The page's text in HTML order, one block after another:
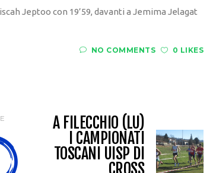
Jeptoo con 19’59, davanti a Jemima Jelagat
NO COMMENTS 0 LIKES
A FILECCHIO (LU)
I CAMPIONATI
TOSCANI UISP DI
CROSS